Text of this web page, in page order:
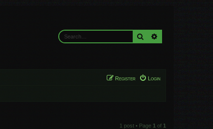
Search
Login
Register
1 post • Page 1 of 1